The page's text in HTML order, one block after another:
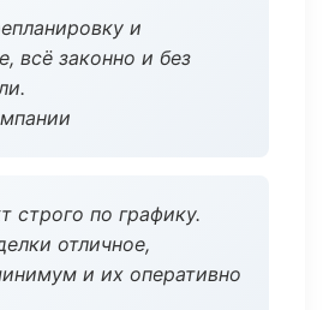
и
всё законно и без
строго по графику.
отличное,
и их оперативно